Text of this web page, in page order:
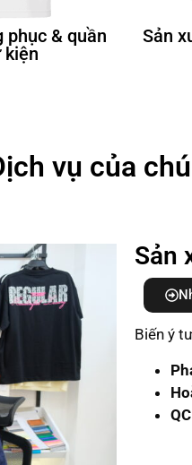
phục & quần
kiện
Sản
vụ của
Sản
Biến ý